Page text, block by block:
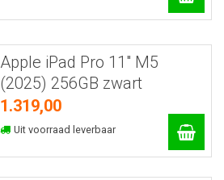
Apple iPad Pro 11" M5
(2025) 256GB zwart
1.319,00
Uit voorraad leverbaar